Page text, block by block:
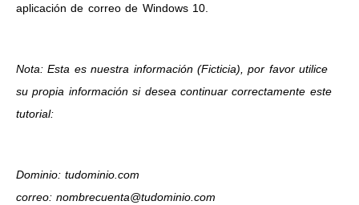
aplicación de correo de Windows 10.
Nota: Esta es nuestra información (Ficticia), por favor utilice
su propia información si desea continuar correctamente este
tutorial:
Dominio: tudominio.com
correo: nombrecuenta@tudominio.com